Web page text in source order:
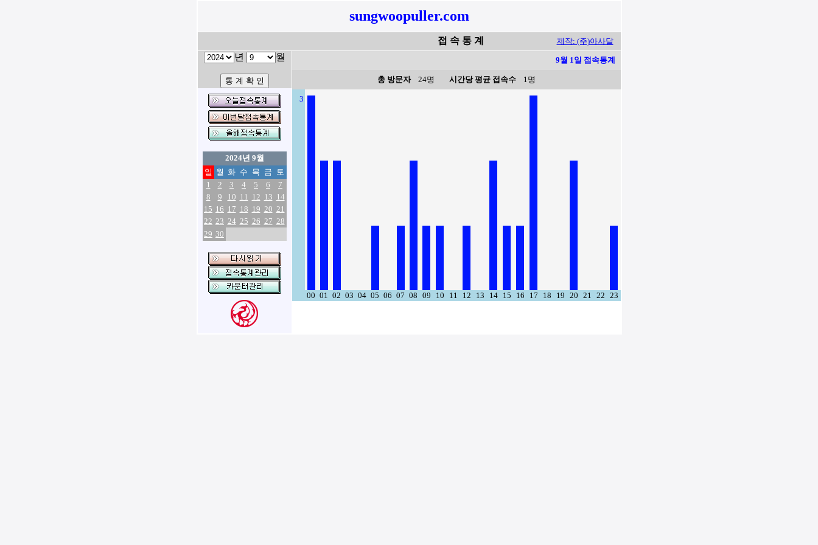
sungwoopuller.com
접 속 통 계 제작: (주)아사달
년 월
2024년 9월
일 월 화 수 목 금 토
1
2 3 4 5 6
7
8
9 10 11 12 13 14
15 16 17 18 19 20 21
22 23 24 25 26 27 28
29 30
9월 1일 접속통계
총 방문자24명 시간당 평균 접속수1명
3
00 01 02 03 04 05 06 07 08 09 10 11 12 13 14 15 16 17 18 19 20 21 22 23